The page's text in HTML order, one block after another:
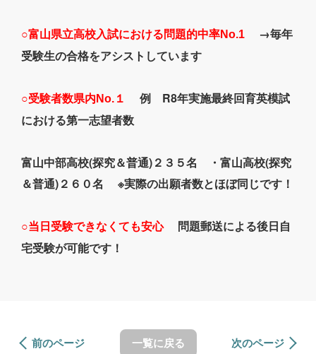
○富山県立高校入試における問題的中率No.1→毎年
受験生の合格をアシストしています
○受験者数県内No.１
例 R8年実施最終回育英模試
における第一志望者数
富山中部高校(探究＆普通)２３５名 ・富山高校(探究
＆普通)２６０名 ※実際の出願者数とほぼ同じです！
○当日受験できなくても安心
問題郵送による後日自
宅受験が可能です！
前のページ 一覧に戻る 次のページ